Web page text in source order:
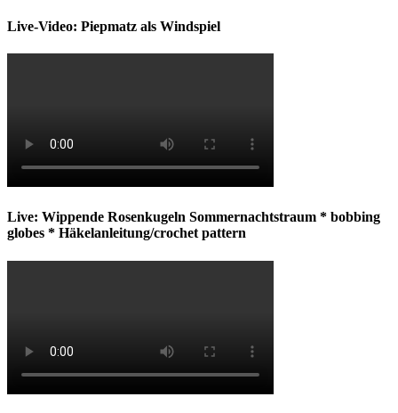
Live-Video: Piepmatz als Windspiel
Live: Wippende Rosenkugeln Sommernachtstraum * bobbing
globes * Häkelanleitung/crochet pattern